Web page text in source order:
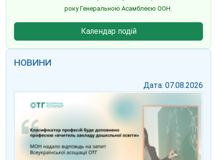
року Генеральною Асамблеєю ООН.
Календар подій
НОВИНИ
Дата: 07.08.2026